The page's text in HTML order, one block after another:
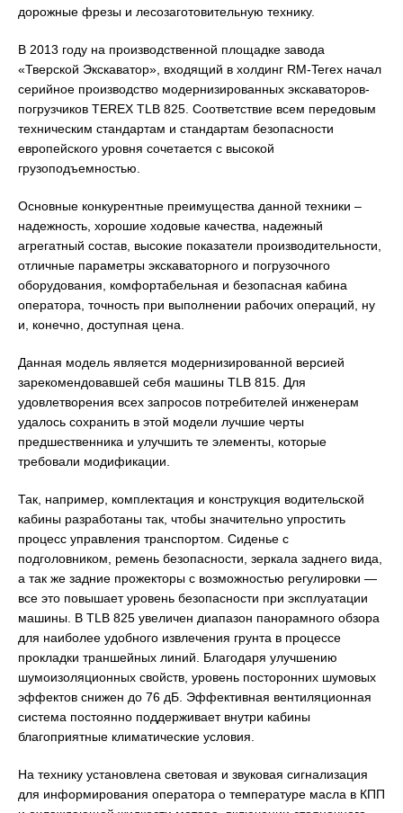
дорожные фрезы и лесозаготовительную технику.
В 2013 году на производственной площадке завода
«Тверской Экскаватор», входящий в холдинг RM-Terex начал
серийное производство модернизированных экскаваторов-
погрузчиков TEREX TLB 825. Соответствие всем передовым
техническим стандартам и стандартам безопасности
европейского уровня сочетается с высокой
грузоподъемностью.
Основные конкурентные преимущества данной техники –
надежность, хорошие ходовые качества, надежный
агрегатный состав, высокие показатели производительности,
отличные параметры экскаваторного и погрузочного
оборудования, комфортабельная и безопасная кабина
оператора, точность при выполнении рабочих операций, ну
и, конечно, доступная цена.
Данная модель является модернизированной версией
зарекомендовавшей себя машины TLB 815. Для
удовлетворения всех запросов потребителей инженерам
удалось сохранить в этой модели лучшие черты
предшественника и улучшить те элементы, которые
требовали модификации.
Так, например, комплектация и конструкция водительской
кабины разработаны так, чтобы значительно упростить
процесс управления транспортом. Сиденье с
подголовником, ремень безопасности, зеркала заднего вида,
а так же задние прожекторы с возможностью регулировки —
все это повышает уровень безопасности при эксплуатации
машины. В TLB 825 увеличен диапазон панорамного обзора
для наиболее удобного извлечения грунта в процессе
прокладки траншейных линий. Благодаря улучшению
шумоизоляционных свойств, уровень посторонних шумовых
эффектов снижен до 76 дБ. Эффективная вентиляционная
система постоянно поддерживает внутри кабины
благоприятные климатические условия.
На технику установлена световая и звуковая сигнализация
для информирования оператора о температуре масла в КПП